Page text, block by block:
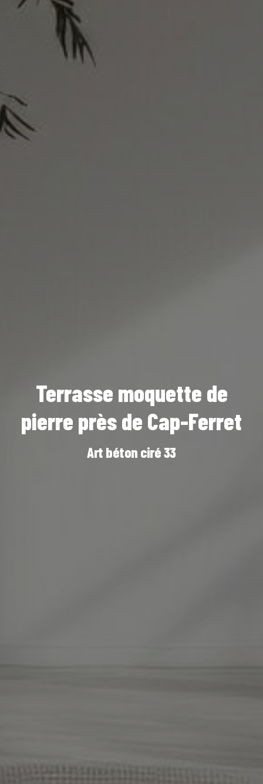
Terrasse moquette de
pierre près de Cap-Ferret
Art béton ciré 33